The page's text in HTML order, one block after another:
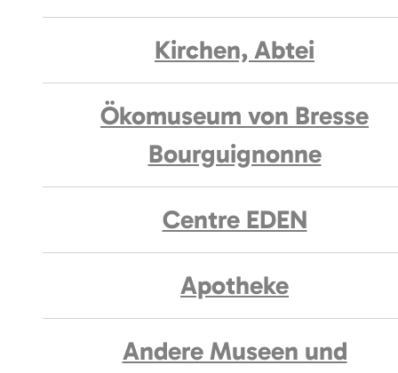
Kirchen, Abtei
Ökomuseum von Bresse
Bourguignonne
Centre EDEN
Apotheke
Andere Museen und